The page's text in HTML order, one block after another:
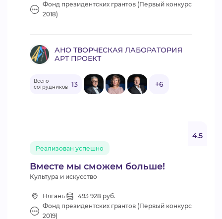
Фонд президентских грантов (Первый конкурс
2018)
АНО ТВОРЧЕСКАЯ ЛАБОРАТОРИЯ
АРТ ПРОЕКТ
Всего
сотрудников 13 +6
Вместе мы сможем больше!
Реализован успешно
4.5
Культура и искусство
Нягань
493 928 руб.
Фонд президентских грантов (Первый конкурс
2019)